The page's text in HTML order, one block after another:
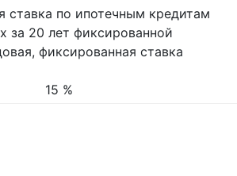
ставка по ипотечным кредитам
за 20 лет фиксированной
фиксированная ставка
15 %